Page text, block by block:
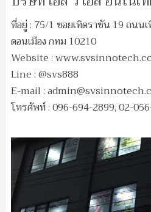
ที่อยู่ : 75/1 ซอยเทิดราชัน 19 ถนน
ดอนเมือง กทม 10210
Website :
Line : @svs888
E-mail :
โทรศัพท์ : 096-694-2899, 02-